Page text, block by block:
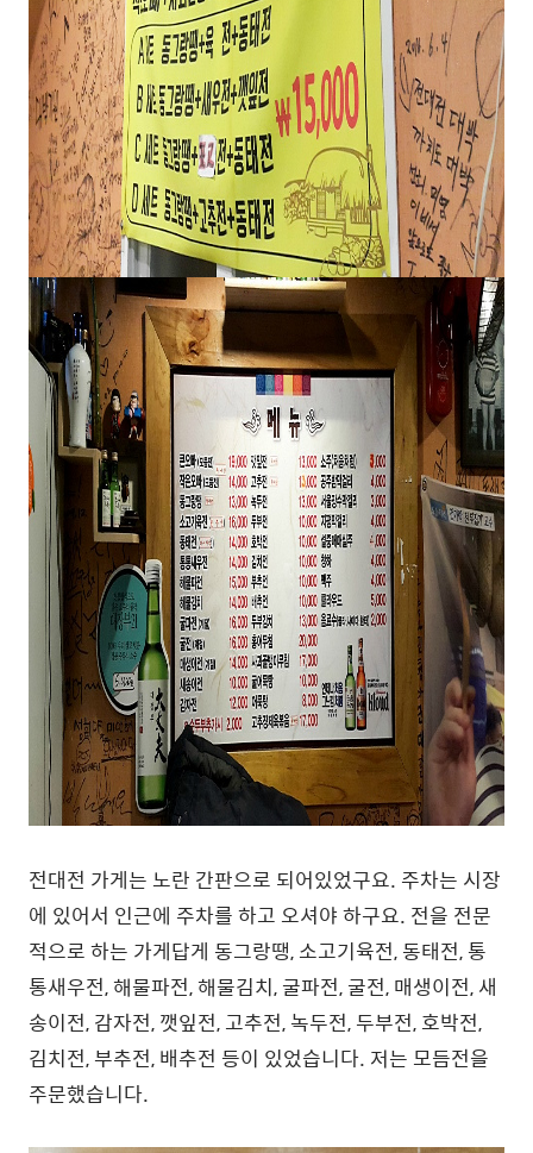
전대전 가게는 노란 간판으로 되어있었구요. 주차는 시장
에 있어서 인근에 주차를 하고 오셔야 하구요. 전을 전문
적으로 하는 가게답게 동그랑땡, 소고기육전, 동태전, 통
통새우전, 해물파전, 해물김치, 굴파전, 굴전, 매생이전, 새
송이전, 감자전, 깻잎전, 고추전, 녹두전, 두부전, 호박전,
김치전, 부추전, 배추전 등이 있었습니다. 저는 모듬전을
주문했습니다.